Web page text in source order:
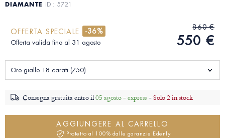
DIAMANTE ID : 5721
OFFERTA SPECIALE -36%
Offerta valida fino al 31 agosto
860 €
550 €
Oro giallo 18 carati (750)
Consegna gratuita entro il05 agosto - express -Solo 2 in stock
AGGIUNGERE AL CARRELLO
Protetto al 100% dalle garanzie Edenly